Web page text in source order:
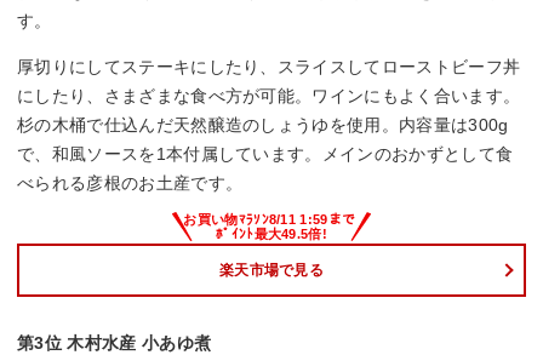
す。
厚切りにしてステーキにしたり、スライスしてローストビーフ丼
にしたり、さまざまな食べ方が可能。ワインにもよく合います。
杉の木桶で仕込んだ天然醸造のしょうゆを使用。内容量は300g
で、和風ソースを1本付属しています。メインのおかずとして食
べられる彦根のお土産です。
楽天市場で見る
第3位 木村水産 小あゆ煮